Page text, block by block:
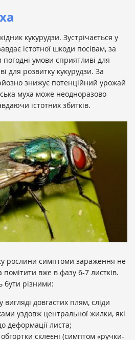
кукурудзи. Зустрічається у
істотної шкоди посівам, за
погодні умови сприятливі для
для розвитку кукурудзи. За
знижує потенційний урожай
муха може неодноразово
істотних збитків.
рослини симптоми зараження не
вже в фазу 6-7 листків.
бути різними:
вигляді довгастих плям, сліди
уздовж центральної жилки, які
деформації листа;
склеєні (симптом «ручки-